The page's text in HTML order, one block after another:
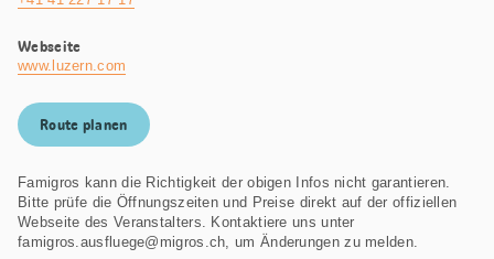
Webseite
www.luzern.com
Route planen
Famigros kann die Richtigkeit der obigen Infos nicht garantieren.
Bitte prüfe die Öffnungszeiten und Preise direkt auf der offiziellen
Webseite des Veranstalters. Kontaktiere uns unter
famigros.ausfluege@migros.ch, um Änderungen zu melden.